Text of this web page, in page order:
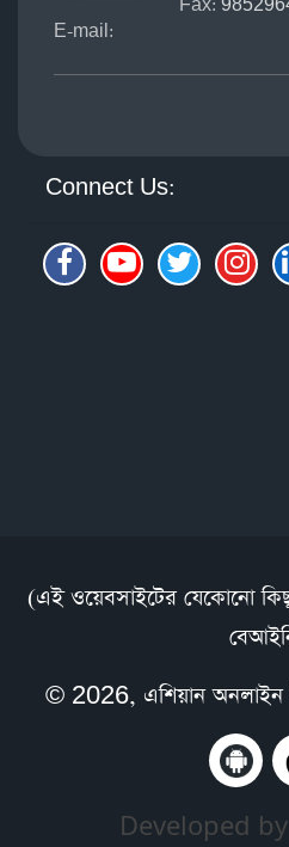
Fax:
E-mail:
Connect Us:
(এই ওয়েবসাইটের যেকোনো
© 2026, এশিয়ান অনলাইন
Developed by